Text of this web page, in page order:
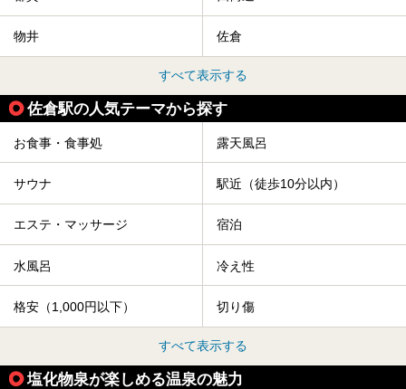
物井 佐倉
すべて表示する
佐倉駅の人気テーマから探す
お食事・食事処 露天風呂
サウナ 駅近（徒歩10分以内）
エステ・マッサージ 宿泊
水風呂 冷え性
格安（1,000円以下） 切り傷
すべて表示する
塩化物泉が楽しめる温泉の魅力